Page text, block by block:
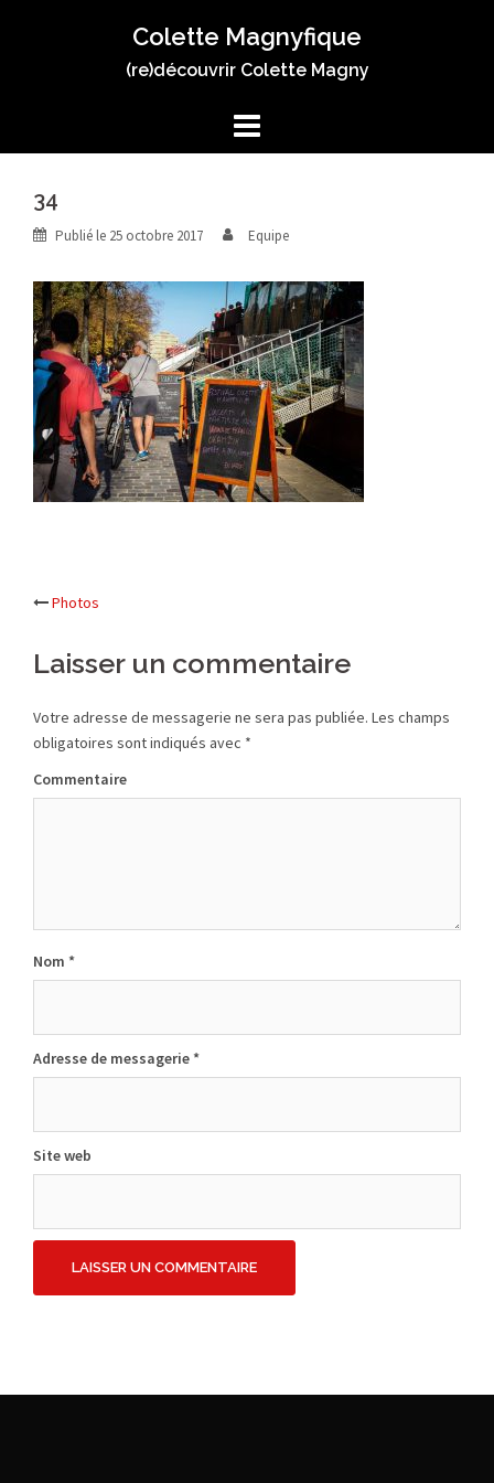
Colette Magnyfique
(re)découvrir Colette Magny
34
Publié le 25 octobre 2017 Equipe
Navigation
d’article
Photos
Laisser un commentaire
Votre adresse de messagerie ne sera pas publiée. Les champs
obligatoires sont indiqués avec *
Commentaire
Nom *
Adresse de messagerie*
Site web